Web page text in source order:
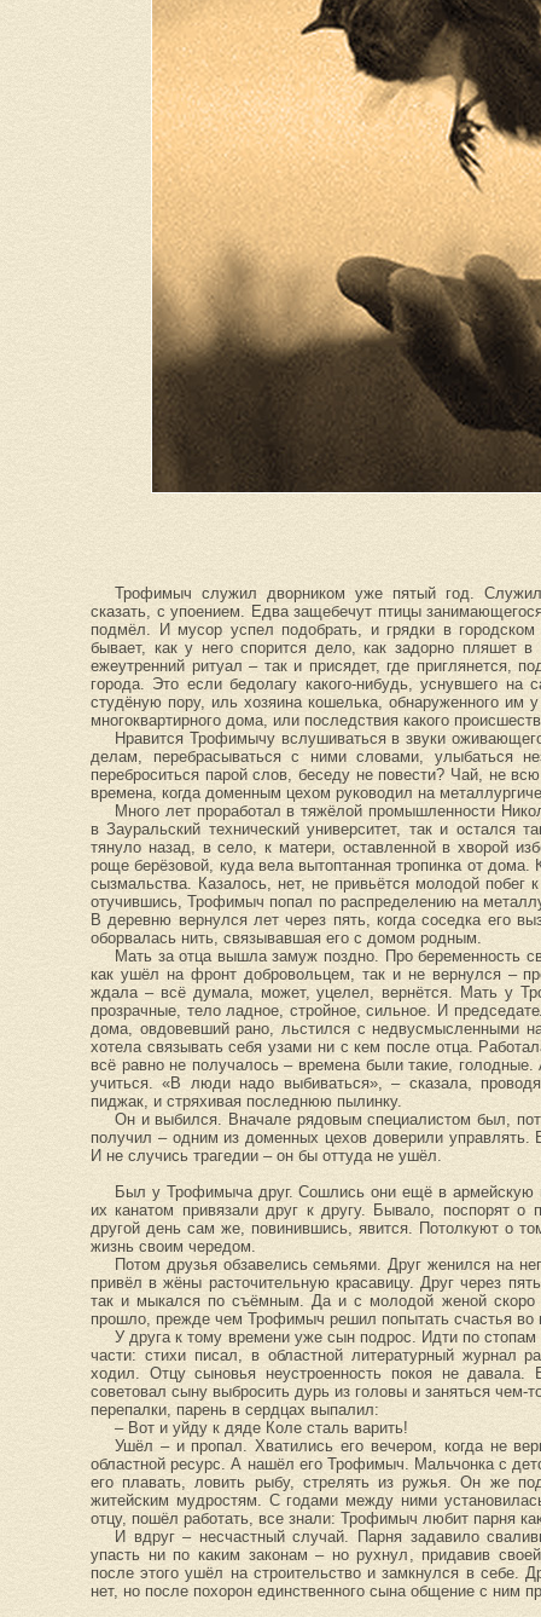
Трофимыч служил дворником уже пятый год.
сказать, с упоением. Едва защебечут птицы
подмёл. И мусор успел подобрать, и грядки в
бывает, как у него спорится дело, как задорно
ежеутренний ритуал – так и присядет, где приглянется,
города. Это если бедолагу какого-нибудь, уснувшего
студёную пору, иль хозяина кошелька, обнаруженного им
многоквартирного дома, или последствия какого
Нравится Трофимычу вслушиваться в звуки
делам, перебрасываться с ними словами, улыбаться
переброситься парой слов, беседу не повести? Чай, не
времена, когда доменным цехом руководил на
Много лет проработал в тяжёлой промышленности
в Зауральский технический университет, так и остался
тянуло назад, в село, к матери, оставленной в хворой
роще берёзовой, куда вела вытоптанная тропинка от
сызмальства. Казалось, нет, не привьётся молодой
отучившись, Трофимыч попал по распределению на
В деревню вернулся лет через пять, когда соседка его
оборвалась нить, связывавшая его с домом родным.
Мать за отца вышла замуж поздно. Про беременность
как ушёл на фронт добровольцем, так и не вернулся –
ждала – всё думала, может, уцелел, вернётся. Мать у
прозрачные, тело ладное, стройное, сильное. И
дома, овдовевший рано, льстился с недвусмысленными
хотела связывать себя узами ни с кем после отца.
всё равно не получалось – времена были такие,
учиться. «В люди надо выбиваться», – сказала,
пиджак, и стряхивая последнюю пылинку.
Он и выбился. Вначале рядовым специалистом был,
получил – одним из доменных цехов доверили
И не случись трагедии – он бы оттуда не ушёл.
Был у Трофимыча друг. Сошлись они ещё в армейскую
их канатом привязали друг к другу. Бывало, поспорят
другой день сам же, повинившись, явится. Потолкуют о
жизнь своим чередом.
Потом друзья обзавелись семьями. Друг женился на
привёл в жёны расточительную красавицу. Друг через
так и мыкался по съёмным. Да и с молодой женой скоро
прошло, прежде чем Трофимыч решил попытать счастья во
У друга к тому времени уже сын подрос. Идти по
части: стихи писал, в областной литературный журнал
ходил. Отцу сыновья неустроенность покоя не
советовал сыну выбросить дурь из головы и заняться
перепалки, парень в сердцах выпалил:
– Вот и уйду к дяде Коле сталь варить!
Ушёл – и пропал. Хватились его вечером, когда не
областной ресурс. А нашёл его Трофимыч. Мальчонка с
его плавать, ловить рыбу, стрелять из ружья. Он же
житейским мудростям. С годами между ними
отцу, пошёл работать, все знали: Трофимыч любит парня
И вдруг – несчастный случай. Парня задавило
упасть ни по каким законам – но рухнул, придавив
после этого ушёл на строительство и замкнулся в себе.
нет, но после похорон единственного сына общение с ним